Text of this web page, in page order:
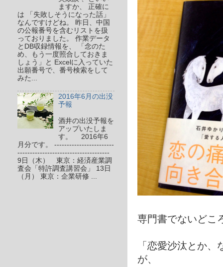
専門書でないどこ
「恋愛沙汰とか
が、
ますか、 正確に
は 「失敗しそうになった話」
なんですけどね。 昨日、中国
の公報番号を含むリストを扱
っておりました。 作業データ
とDB収録情報を、 「念のた
め、もう一度照合しておきま
しょう」と Excelに入っていた
出願番号で、番号検索をして
みた...
2016年6月の出没
予報
酒井の出没予報を
アップいたしま
す。 2016年6
月分です。 ------------------------
-------------------------------------
9日（木） 東京：経済産業調
査会「特許調査講習会」 13日
（月） 東京：企業研修 ...